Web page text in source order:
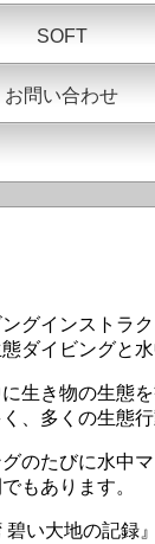
SOFT
お問い合わせ
グインストラ
ダイビングと
生き物の生態
、多くの生態
のたびに水中
もあります。
碧い大地の記録